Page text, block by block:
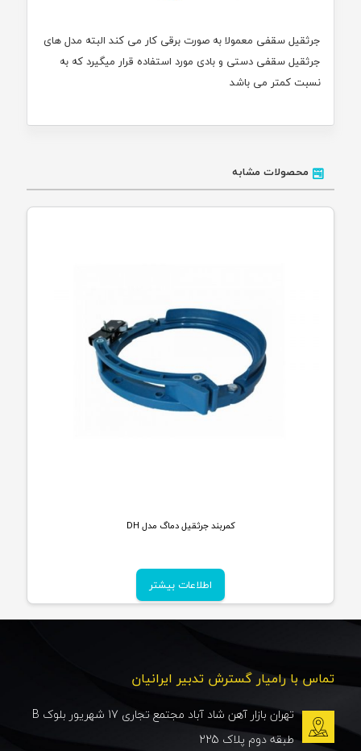
جرثقیل سقفی معمولا به صورت برقی کار می کند البته مدل های
جرثقیل سقفی دستی و بادی مورد استفاده قرار میگیرد که به
نسبت کمتر می باشد
محصولات مشابه
کمربند جرثقیل دماگ مدل DH
اطلاعات بیشتر
تماس با رامیار گسترش تدبیر ایرانیان
تهران بازار آهن شاد آباد مجتمع تجاری 17 شهریور بلوک B
طبقه دوم پلاک 225